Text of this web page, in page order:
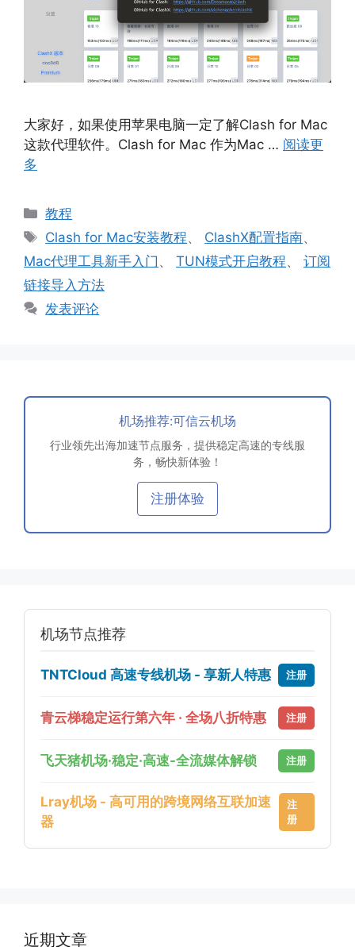
大家好，如果使用苹果电脑一定了解Clash for Mac
这款代理软件。Clash for Mac 作为Mac … 阅读更
多
分
类
教程
标
签
Clash for Mac安装教程、 ClashX配置指南、
Mac代理工具新手入门 、 TUN模式开启教程、 订阅
链接导入方法
发表评论
机场推荐:可信云机场
行业领先出海加速节点服务，提供稳定高速的专线服
务，畅快新体验！
注册体验
机场节点推荐
TNTCloud 高速专线机场 - 享新人特惠 注册
青云梯稳定运行第六年 · 全场八折特惠 注册
飞天猪机场·稳定·高速-全流媒体解锁 注册
Lray机场 - 高可用的跨境网络互联加速
器
注
册
近期文章